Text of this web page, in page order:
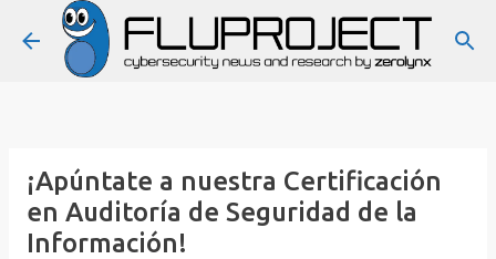
Ir al contenido principal
¡Apúntate a nuestra Certificación
en Auditoría de Seguridad de la
Información!